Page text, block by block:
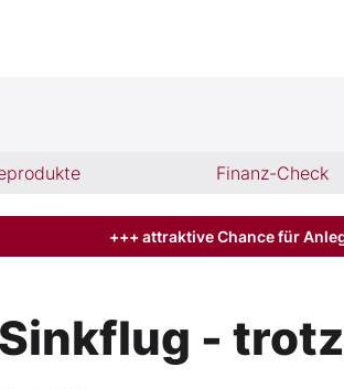
Finanz-Check
BÖRSE ONLINE lesen
+++ attraktive Chance für
-